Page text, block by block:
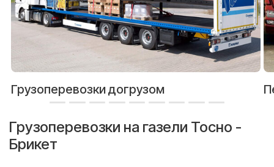
Грузоперевозки догрузом
Грузоперевозки на газели Тосно -
Брикет